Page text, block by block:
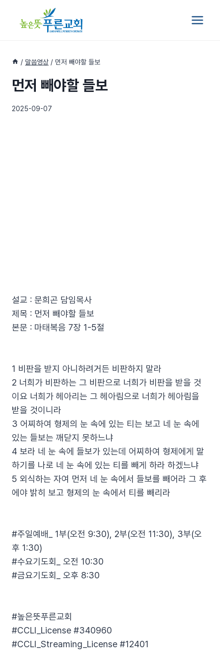
/ 말씀영상 / 먼저 빼야할 들보
먼저 빼야할 들보
2025-09-07
설교 : 문희곤 담임목사
제목 : 먼저 빼야할 들보
본문 : 마태복음 7장 1-5절
1 비판을 받지 아니하려거든 비판하지 말라
2 너희가 비판하는 그 비판으로 너희가 비판을 받을 것
이요 너희가 헤아리는 그 헤아림으로 너희가 헤아림을
받을 것이니라
3 어찌하여 형제의 눈 속에 있는 티는 보고 네 눈 속에
있는 들보는 깨닫지 못하느냐
4 보라 네 눈 속에 들보가 있는데 어찌하여 형제에게 말
하기를 나로 네 눈 속에 있는 티를 빼게 하라 하겠느냐
5 외식하는 자여 먼저 네 눈 속에서 들보를 빼어라 그 후
에야 밝히 보고 형제의 눈 속에서 티를 빼리라
#주일예배_ 1부(오전 9:30), 2부(오전 11:30), 3부(오
후 1:30)
#수요기도회_ 오전 10:30
#금요기도회_ 오후 8:30
#높은뜻푸른교회​
#CCLI_License​ #340960​
#CCLI_Streaming_License​ #12401